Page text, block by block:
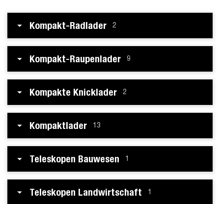
Kompakt-Radlader 2
Kompakt-Raupenlader 9
Kompakte Knicklader 2
Kompaktlader 13
Teleskopen Bauwesen 1
Teleskopen Landwirtschaft 1